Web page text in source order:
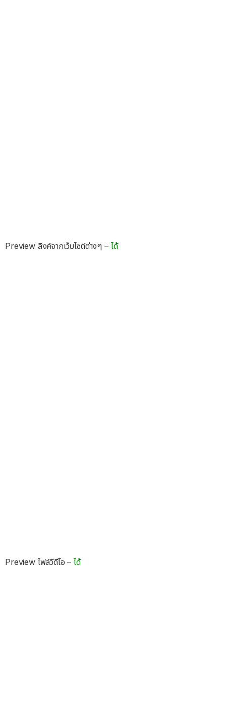
Preview ลิงค์จากเว็บไซต์ต่างๆ – ได้
Preview ไฟล์วีดีโอ –ได้